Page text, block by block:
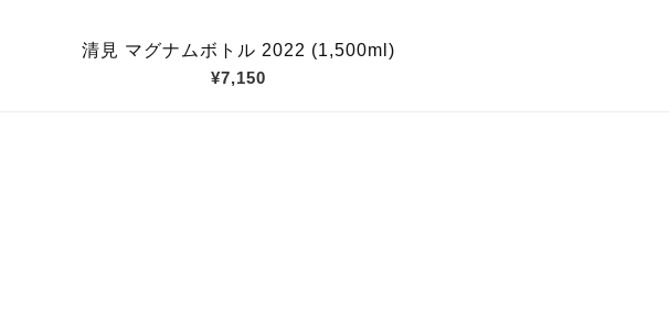
清見 マグナムボトル 2022 (1,500ml)
¥7,150